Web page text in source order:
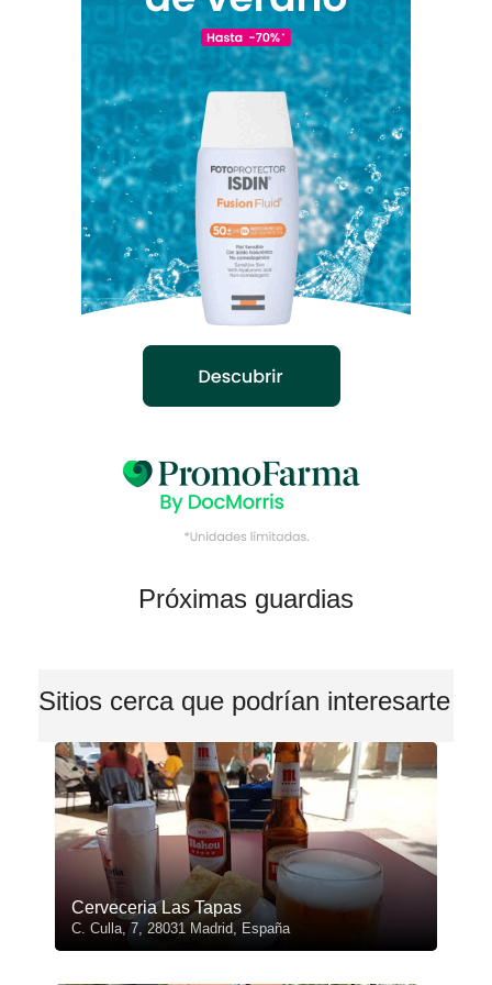
Próximas guardias
Sitios cerca que podrían interesarte
Cerveceria Las Tapas
C. Culla, 7, 28031 Madrid, España